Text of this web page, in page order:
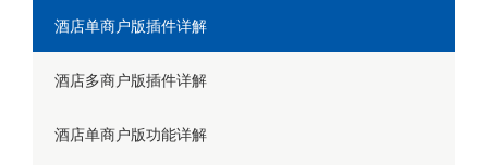
酒店单商户版插件详解
酒店多商户版插件详解
酒店单商户版功能详解